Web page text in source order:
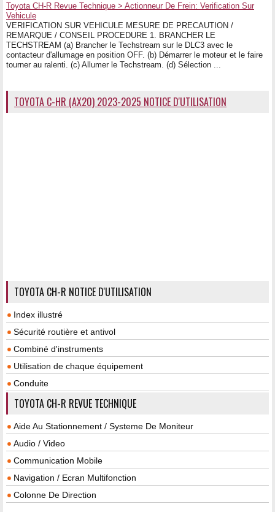
Toyota CH-R Revue Technique > Actionneur De Frein: Verification Sur
Vehicule
VERIFICATION SUR VEHICULE MESURE DE PRECAUTION /
REMARQUE / CONSEIL PROCEDURE 1. BRANCHER LE
TECHSTREAM (a) Brancher le Techstream sur le DLC3 avec le
contacteur d'allumage en position OFF. (b) Démarrer le moteur et le faire
tourner au ralenti. (c) Allumer le Techstream. (d) Sélection ...
TOYOTA C-HR (AX20) 2023-2025 NOTICE D'UTILISATION
TOYOTA CH-R NOTICE D'UTILISATION
Index illustré
Sécurité routière et antivol
Combiné d'instruments
Utilisation de chaque équipement
Conduite
TOYOTA CH-R REVUE TECHNIQUE
Aide Au Stationnement / Systeme De Moniteur
Audio / Video
Communication Mobile
Navigation / Ecran Multifonction
Colonne De Direction